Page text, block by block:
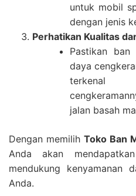
untuk mobil
dengan jenis
Perhatikan Kualitas
Pastikan
daya
terkenal
jalan basah
Dengan memilih Toko Ban
Anda akan
mendukung kenyamanan
Anda.